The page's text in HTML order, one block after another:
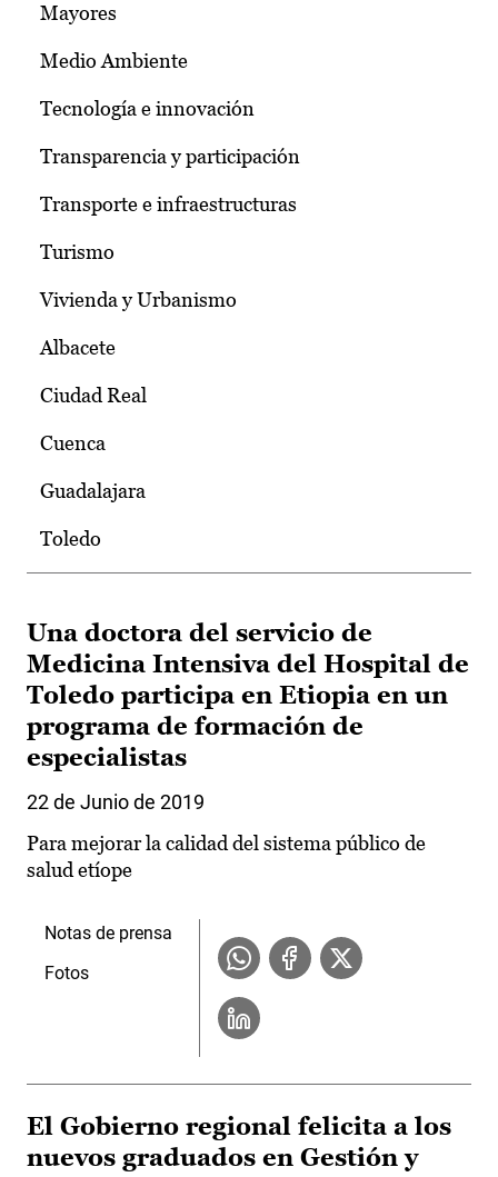
Mayores
Medio Ambiente
Tecnología e innovación
Transparencia y participación
Transporte e infraestructuras
Turismo
Vivienda y Urbanismo
Albacete
Ciudad Real
Cuenca
Guadalajara
Toledo
Una doctora del servicio de
Medicina Intensiva del Hospital de
Toledo participa en Etiopia en un
programa de formación de
especialistas
22 de Junio de 2019
Para mejorar la calidad del sistema público de
salud etíope
Notas de prensa
Fotos
El Gobierno regional felicita a los
nuevos graduados en Gestión y